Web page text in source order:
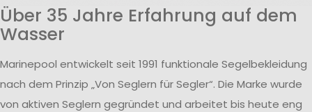
Über 35 Jahre Erfahrung auf dem
Wasser
Marinepool entwickelt seit 1991 funktionale Segelbekleidung
nach dem Prinzip „Von Seglern für Segler“. Die Marke wurde
von aktiven Seglern gegründet und arbeitet bis heute eng